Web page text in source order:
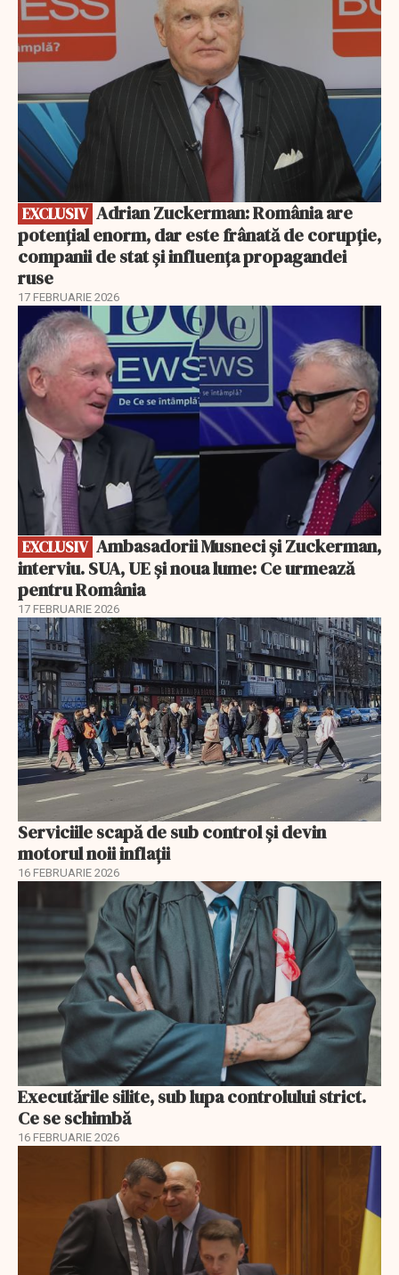
EXCLUSIV
potențial enorm, dar este frânată de corupție,
companii de stat și influența propagandei
ruse
17 FEBRUARIE 2026
EXCLUSIV
EXCLUSIV
interviu. SUA, UE și noua lume: Ce urmează
pentru România
17 FEBRUARIE 2026
Serviciile scapă de sub control și devin
motorul noii inflații
16 FEBRUARIE 2026
Executările silite, sub lupa controlului strict.
Ce se schimbă
16 FEBRUARIE 2026